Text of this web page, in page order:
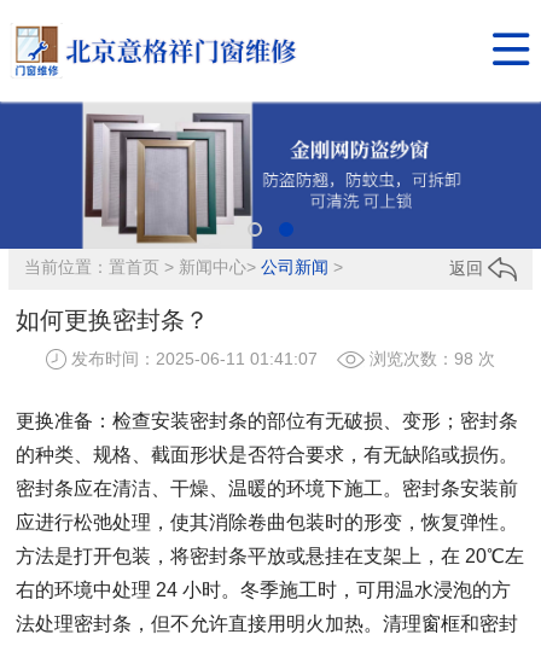

当前位置：置首页> 新闻中心> 公司新闻 > 返回
如何更换密封条？
发布时间：2025-06-11 01:41:07 浏览次数：98 次
更换准备：检查安装密封条的部位有无破损、变形；密封条
的种类、规格、截面形状是否符合要求，有无缺陷或损伤。
密封条应在清洁、干燥、温暖的环境下施工。密封条安装前
应进行松弛处理，使其消除卷曲包装时的形变，恢复弹性。
方法是打开包装，将密封条平放或悬挂在支架上，在 20℃左
右的环境中处理 24 小时。冬季施工时，可用温水浸泡的方
法处理密封条，但不允许直接用明火加热。清理窗框和密封